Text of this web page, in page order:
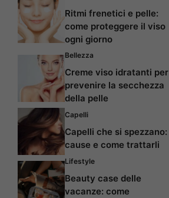
Ritmi frenetici e pelle:
come proteggere il viso
ogni giorno
Bellezza
Creme viso idratanti per
prevenire la secchezza
della pelle
Capelli
Capelli che si spezzano:
cause e come trattarli
Lifestyle
Beauty case delle
vacanze: come